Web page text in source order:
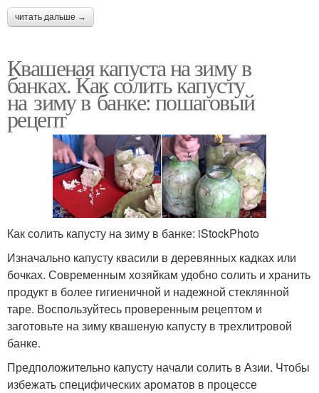
читать дальше →
Квашеная капуста на зиму в
банках. Как солить капусту
на зиму в банке: пошаговый
рецепт
Как солить капусту на зиму в банке: iStockPhoto
Изначально капусту квасили в деревянных кадках или
бочках. Современным хозяйкам удобно солить и хранить
продукт в более гигиеничной и надежной стеклянной
таре. Воспользуйтесь проверенным рецептом и
заготовьте на зиму квашеную капусту в трехлитровой
банке.
Предположительно капусту начали солить в Азии. Чтобы
избежать специфических ароматов в процессе